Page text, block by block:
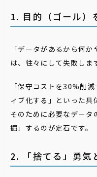
1. 目的（ゴール）
「データがあるから何
は、往々にして失敗しま
「保守コストを30%削
ィブ化する」といった具
そのために必要なデータ
掘」するのが定石です。
2. 「捨てる」勇気